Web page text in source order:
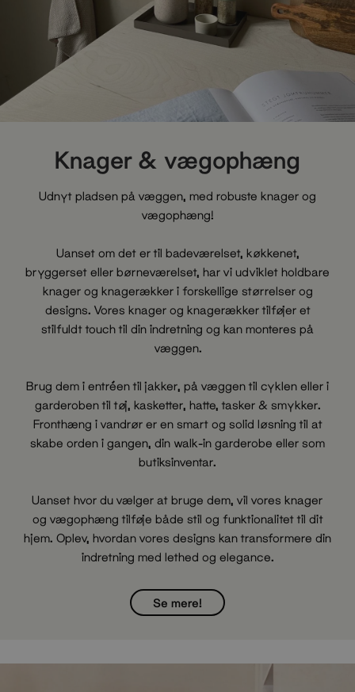
Knager & vægophæng
Udnyt pladsen på væggen, med robuste knager og
vægophæng!
Uanset om det er til badeværelset, køkkenet,
bryggerset eller børneværelset, har vi udviklet holdbare
knager og knagerækker i forskellige størrelser og
designs. Vores knager og knagerækker tilføjer et
stilfuldt touch til din indretning og kan monteres på
væggen.
Brug dem i entréen til jakker, på væggen til cyklen eller i
garderoben til tøj, kasketter, hatte, tasker & smykker.
Fronthæng i vandrør er en smart og solid løsning til at
skabe orden i gangen, din walk-in garderobe eller som
butiksinventar.
Uanset hvor du vælger at bruge dem, vil vores knager
og vægophæng tilføje både stil og funktionalitet til dit
hjem. Oplev, hvordan vores designs kan transformere din
indretning med lethed og elegance.
Se mere!